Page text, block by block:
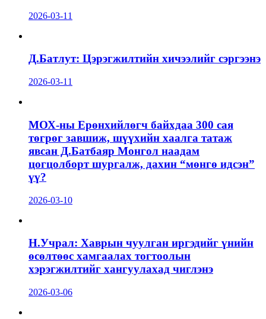
2026-03-11
Д.Батлут: Цэрэгжилтийн хичээлийг сэргээнэ
2026-03-11
МОХ-ны Ерөнхийлөгч байхдаа 300 сая
төгрөг завшиж, шүүхийн хаалга татаж
явсан Д.Батбаяр Монгол наадам
цогцолборт шургалж, дахин “мөнгө идсэн”
үү?
2026-03-10
Н.Учрал: Хаврын чуулган иргэдийг үнийн
өсөлтөөс хамгаалах тогтоолын
хэрэгжилтийг хангуулахад чиглэнэ
2026-03-06